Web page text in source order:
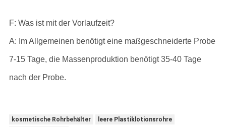
F: Was ist mit der Vorlaufzeit?
A: Im Allgemeinen benötigt eine maßgeschneiderte Probe
7-15 Tage, die Massenproduktion benötigt 35-40 Tage
nach der Probe.
kosmetische Rohrbehälter
leere Plastiklotionsrohre